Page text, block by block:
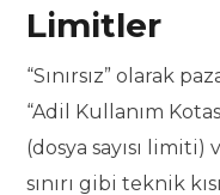
Limitler
“Sınırsız” olarak
“Adil Kullanım
(dosya sayısı limiti)
sınırı gibi teknik